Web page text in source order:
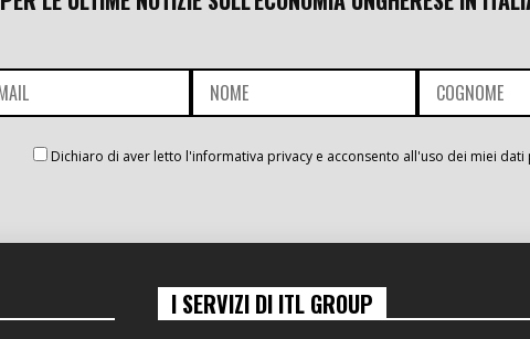
Dichiaro di aver letto l'informativa privacy e acconsento all'uso dei miei dati
I SERVIZI DI ITL GROUP